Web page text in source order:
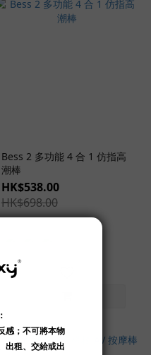
Bess 2 多功能 4 合 1 仿指高
潮棒
HK$538.00
HK$698.00